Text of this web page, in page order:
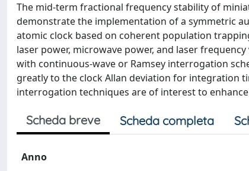
The mid-term fractional frequency stability of
demonstrate the implementation of a symmetric
atomic clock based on coherent population
laser power, microwave power, and laser
with continuous-wave or Ramsey interrogation
greatly to the clock Allan deviation for integration
interrogation techniques are of interest to
Scheda breve Scheda completa
Anno